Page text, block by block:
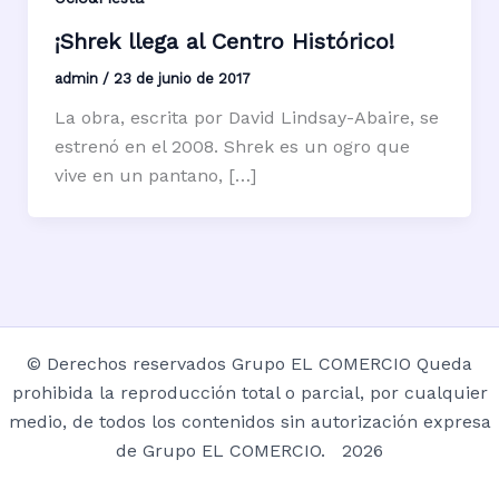
¡Shrek llega al Centro Histórico!
admin / 23 de junio de 2017
La obra, escrita por David Lindsay-Abaire, se
estrenó en el 2008. Shrek es un ogro que
vive en un pantano, […]
© Derechos reservados Grupo EL COMERCIO Queda
prohibida la reproducción total o parcial, por cualquier
medio, de todos los contenidos sin autorización expresa
de Grupo EL COMERCIO. 2026